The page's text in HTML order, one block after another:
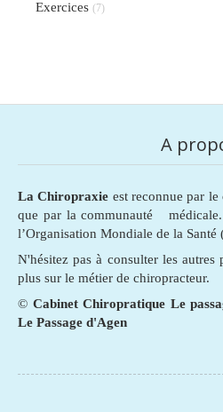
Exercices (7)
A
La Chiropraxie est reconnue par
que par la communauté médicale.
l’Organisation Mondiale de la Santé
N'hésitez pas à consulter les
plus sur le métier de chiropracteur.
© Cabinet Chiropratique Le
Le Passage d'Agen